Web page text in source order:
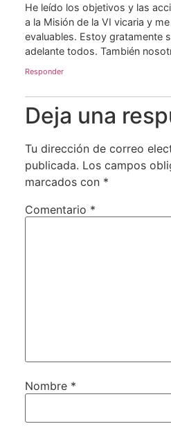
He leído los objetivos y las
a la Misión de la VI vicaria y
evaluables. Estoy gratamente
adelante todos. También
Responder
Deja una
Tu dirección de correo
publicada. Los campos
marcados con *
Comentario *
Nombre *